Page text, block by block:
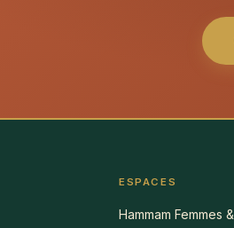
ESPACES
Hammam Femmes